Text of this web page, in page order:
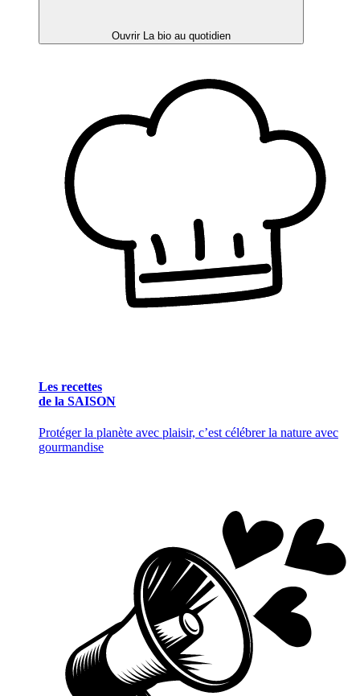
Ouvrir La bio au quotidien
Les recettes
de la SAISON
Protéger la planète avec plaisir, c’est célébrer la nature avec
gourmandise